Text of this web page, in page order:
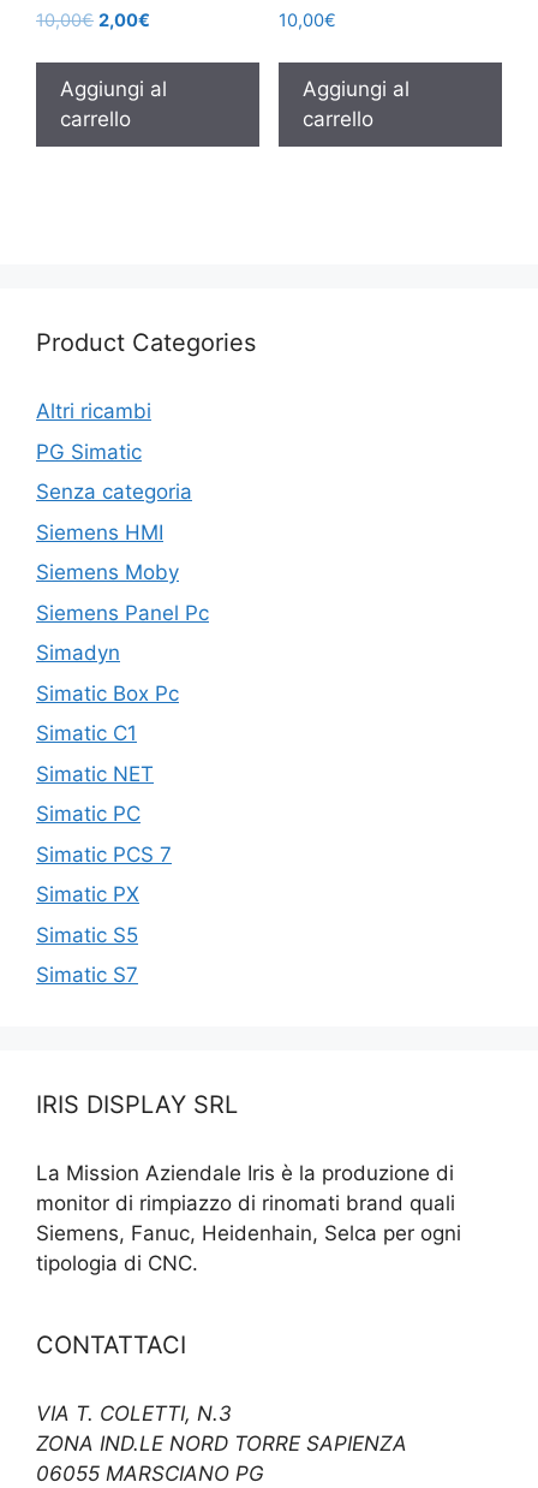
10,00€ 2,00€
Aggiungi al
carrello
10,00€
Aggiungi al
carrello
Product Categories
Altri ricambi
PG Simatic
Senza categoria
Siemens HMI
Siemens Moby
Siemens Panel Pc
Simadyn
Simatic Box Pc
Simatic C1
Simatic NET
Simatic PC
Simatic PCS 7
Simatic PX
Simatic S5
Simatic S7
IRIS DISPLAY SRL
La Mission Aziendale Iris è la produzione di
monitor di rimpiazzo di rinomati brand quali
Siemens, Fanuc, Heidenhain, Selca per ogni
tipologia di CNC.
CONTATTACI
VIA T. COLETTI, N.3
ZONA IND.LE NORD TORRE SAPIENZA
06055 MARSCIANO PG